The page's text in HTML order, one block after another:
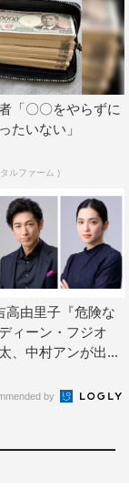
「Venus」を訪
執事兼使用人を
献身的に尽くし
として働いて
家に波乱が巻き
再び訪れたの
翔太）の不思議
トレスを抱えた
話し始め…。
「〇〇をやらずに
たいない」
ルファーム )
高由里子『危険な
ィーン・フジオ
、中村アンが出...
by